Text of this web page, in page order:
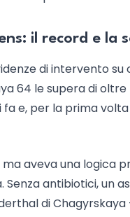
il record e la
di intervento su
64 le supera di oltre
e, per la prima
aveva una logica
antibiotici, un
di